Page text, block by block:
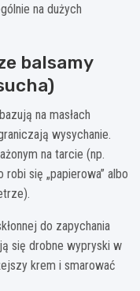
na dużych
balsamy
na masłach
wysychanie.
na tarcie (np.
się „papierowa” albo
do zapychania
się drobne wypryski w
krem i smarować